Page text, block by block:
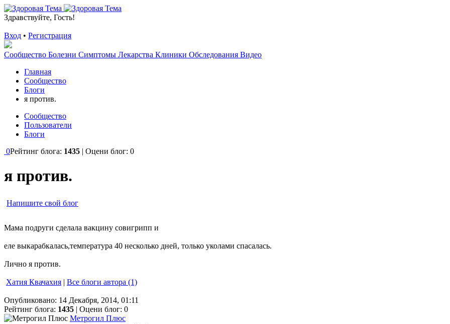
Здравствуйте, Гость!
Вход • Регистрация
Сообщество Болезни Симптомы Лекарства Клиники Обследования Видео
Главная
Сообщество
Блоги
я против.
Сообщество
Пользователи
Блоги
0Рейтинг блога: 1435 | Оцени блог: 0
я против.
Напишите свой блог
Мама подруги сделала вакцину совигрипп и
еле выкарабкалась,температура 40 несколько дней, только уколами спасалась.
Лично я против.
Хатия Квачахия | Все блоги автора (1)
Опубликовано: 14 Декабря, 2014, 01:11
Рейтинг блога: 1435 | Оцени блог: 0
Метрогил Плюс